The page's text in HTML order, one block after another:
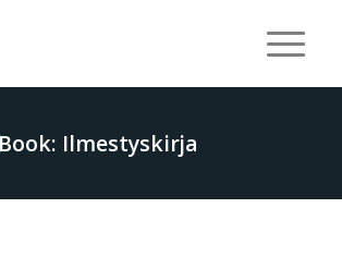
Book: Ilmestyskirja